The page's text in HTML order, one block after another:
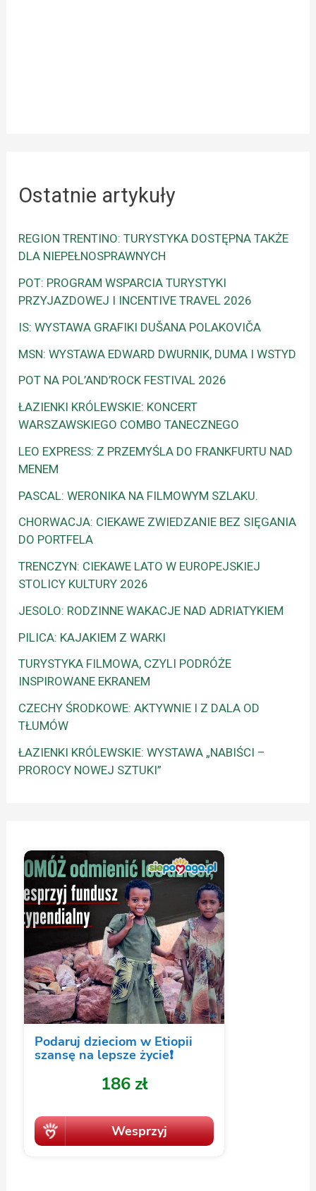
Ostatnie artykuły
REGION TRENTINO: TURYSTYKA DOSTĘPNA TAKŻE
DLA NIEPEŁNOSPRAWNYCH
POT: PROGRAM WSPARCIA TURYSTYKI
PRZYJAZDOWEJ I INCENTIVE TRAVEL 2026
IS: WYSTAWA GRAFIKI DUŠANA POLAKOVIČA
MSN: WYSTAWA EDWARD DWURNIK, DUMA I WSTYD
POT NA POL’AND’ROCK FESTIVAL 2026
ŁAZIENKI KRÓLEWSKIE: KONCERT
WARSZAWSKIEGO COMBO TANECZNEGO
LEO EXPRESS: Z PRZEMYŚLA DO FRANKFURTU NAD
MENEM
PASCAL: WERONIKA NA FILMOWYM SZLAKU.
CHORWACJA: CIEKAWE ZWIEDZANIE BEZ SIĘGANIA
DO PORTFELA
TRENCZYN: CIEKAWE LATO W EUROPEJSKIEJ
STOLICY KULTURY 2026
JESOLO: RODZINNE WAKACJE NAD ADRIATYKIEM
PILICA: KAJAKIEM Z WARKI
TURYSTYKA FILMOWA, CZYLI PODRÓŻE
INSPIROWANE EKRANEM
CZECHY ŚRODKOWE: AKTYWNIE I Z DALA OD
TŁUMÓW
ŁAZIENKI KRÓLEWSKIE: WYSTAWA „NABIŚCI –
PROROCY NOWEJ SZTUKI”